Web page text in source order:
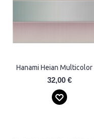
32,00 €